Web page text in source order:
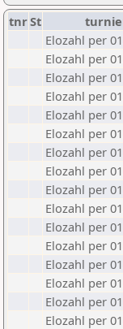
tnrSt
Elozahl per
Elozahl per
Elozahl per
Elozahl per
Elozahl per
Elozahl per
Elozahl per
Elozahl per
Elozahl per
Elozahl per
Elozahl per
Elozahl per
Elozahl per
Elozahl per
Elozahl per
Elozahl per